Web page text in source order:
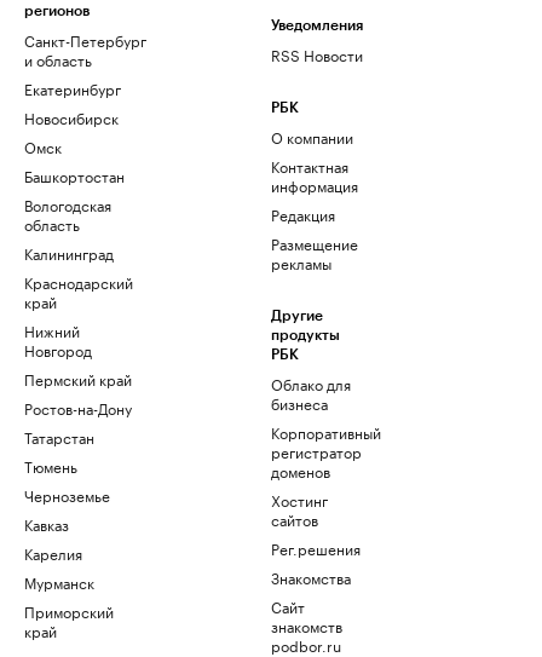
регионов
Санкт-Петербург
и область
Екатеринбург
Новосибирск
Омск
Башкортостан
Вологодская
область
Калининград
Краснодарский
край
Нижний
Новгород
Пермский край
Ростов-на-Дону
Татарстан
Тюмень
Черноземье
Кавказ
Карелия
Мурманск
Приморский
край
Уведомления
RSS Новости
РБК
О компании
Контактная
информация
Редакция
Размещение
рекламы
Другие
продукты
РБК
Облако для
бизнеса
Корпоративный
регистратор
доменов
Хостинг
сайтов
Рег.решения
Знакомства
Сайт
знакомств
podbor.ru